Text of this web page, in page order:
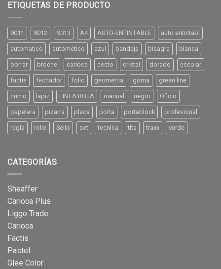
ETIQUETAS DE PRODUCTO
9011 9012 9013 A4 AUTO-ENTINTABLE auto entintabl
automatico autometico azul bandeja bisagra blanca
borrar broche carioca cesto cristal dorado escolar
factis fechador folio geometria goma green line
humo lapiz LINEA ROJA manual negro Oficio
papelera pizarra placa porta portablock profesional
regla rollo Sello set tecnica tita traxx verde
CATEGORÍAS
Sheaffer
Carioca Plus
Liggo Trade
Carioca
Factis
Pastel
Glee Color